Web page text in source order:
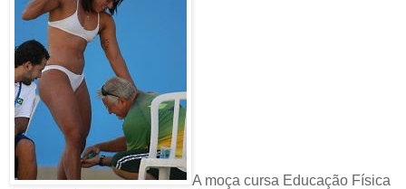
A moça cursa Educação Física